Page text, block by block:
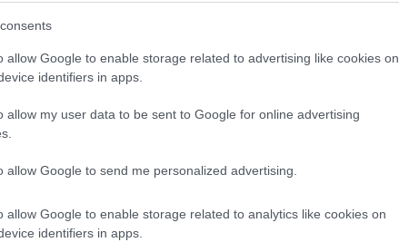
allow Google to enable storage related to advertising like cookies on
identifiers in apps.
allow my user data to be sent to Google for online advertising
allow Google to send me personalized advertising.
allow Google to enable storage related to analytics like cookies on
identifiers in apps.
dalle 16 in poi. Per il rientro lungo, lunedì
purché si eviti la fascia 7-10.
come segue: